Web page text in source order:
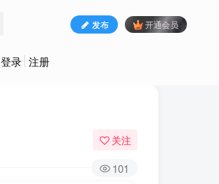
发布 开通会员
登录 注册
关注
101